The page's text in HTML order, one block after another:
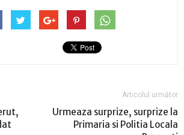
Articolul următor
Urmeaza surprize, surprize la
Primaria si Politia Locala